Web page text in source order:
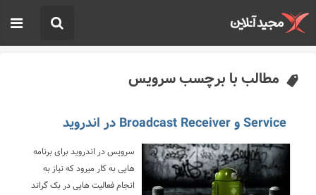
مطالب با برچسب سرویس
Service و Broadcast Receiver در اندروید
سرویس در اندروید برای برنامه
هایی به کار میرود که نیاز به
انجام فعالیت هایی در بک گراند